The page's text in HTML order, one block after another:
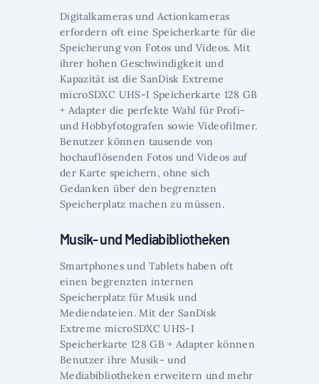
Digitalkameras und Actionkameras
erfordern oft eine Speicherkarte für die
Speicherung von Fotos und Videos. Mit
ihrer hohen Geschwindigkeit und
Kapazität ist die SanDisk Extreme
microSDXC UHS-I Speicherkarte 128 GB
+ Adapter die perfekte Wahl für Profi-
und Hobbyfotografen sowie Videofilmer.
Benutzer können tausende von
hochauflösenden Fotos und Videos auf
der Karte speichern, ohne sich
Gedanken über den begrenzten
Speicherplatz machen zu müssen.
Musik- und Mediabibliotheken
Smartphones und Tablets haben oft
einen begrenzten internen
Speicherplatz für Musik und
Mediendateien. Mit der SanDisk
Extreme microSDXC UHS-I
Speicherkarte 128 GB + Adapter können
Benutzer ihre Musik- und
Mediabibliotheken erweitern und mehr